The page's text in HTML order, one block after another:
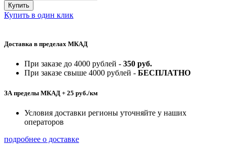
Купить
Купить в один клик
Доставка в пределах МКАД
При заказе до 4000 рублей - 350 руб.
При заказе свыше 4000 рублей - БЕСПЛАТНО
ЗА пределы МКАД + 25 руб./км
Условия доставки регионы уточняйте у наших
операторов
подробнее о доставке